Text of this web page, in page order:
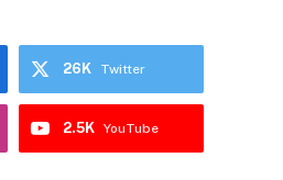
Twitter
26K
YouTube
2.5K